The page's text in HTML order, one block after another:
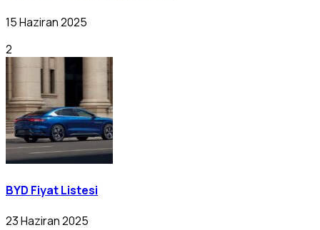
15 Haziran 2025
2
BYD Fiyat Listesi
23 Haziran 2025